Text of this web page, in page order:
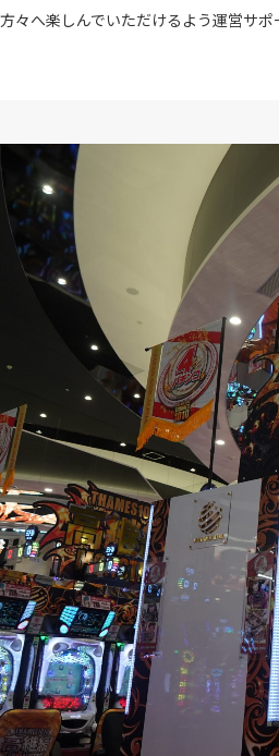
々へ楽しんでいただけるよう運営サポ